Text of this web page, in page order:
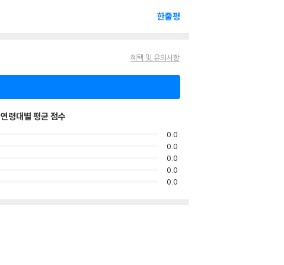
한줄평
혜택 및 유의사항
연령대별 평균 점수
0.0
0.0
0.0
0.0
0.0